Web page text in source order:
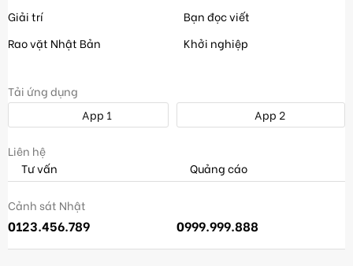
Giải trí
Rao vặt Nhật Bản
Bạn đọc viết
Khởi nghiệp
Tải ứng dụng
App 1
App 2
Liên hệ
Tư vấn
Quảng cáo
Cảnh sát Nhật
0123.456.789 0999.999.888